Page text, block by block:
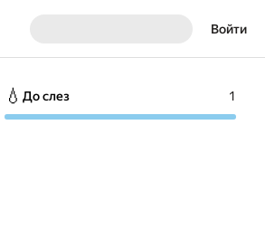
Войти
💧 До слез 1